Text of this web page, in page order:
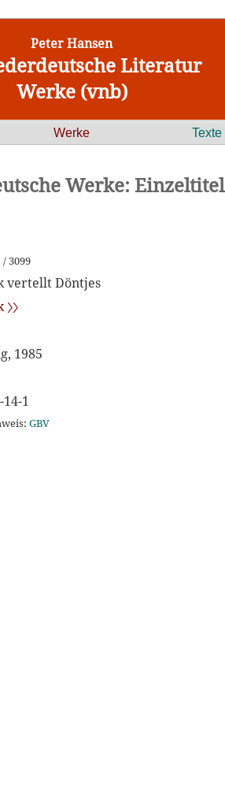
Peter Hansen
Literatur
Werke (vnb)
Werke Texte
Werke: Einzeltitel
/ 3099
vertellt Döntjes
1985
14-1
GBV